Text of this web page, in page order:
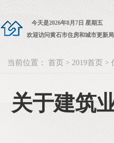
今天是2026年8月7日 星期五
欢迎访问黄石市住房和城市更新
当前位置： 首页 > 2019首页 >
关于建筑